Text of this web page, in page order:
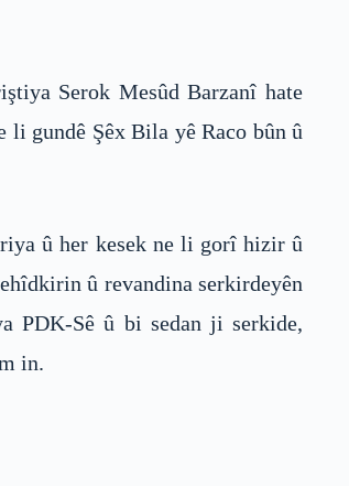
Serok Mesûd Barzanî hate
gundê Şêx Bila yê Raco bûn û
û her kesek ne li gorî hizir û
û revandina serkirdeyên
PDK-Sê û bi sedan ji serkide,
in.